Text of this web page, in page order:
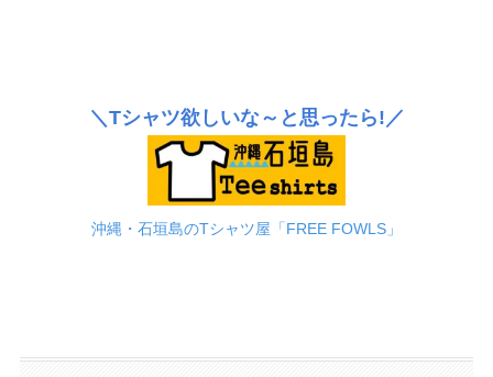
＼Tシャツ欲しいな～と思ったら!／
沖縄・石垣島のTシャツ屋「FREE FOWLS」